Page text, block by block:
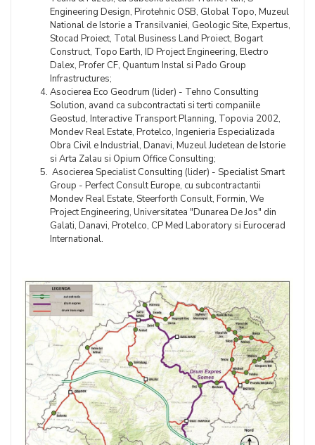
Engineering Design, Pirotehnic OSB, Global Topo, Muzeul
National de Istorie a Transilvaniei, Geologic Site, Expertus,
Stocad Proiect, Total Business Land Proiect, Bogart
Construct, Topo Earth, ID Project Engineering, Electro
Dalex, Profer CF, Quantum Instal si Pado Group
Infrastructures;
Asocierea Eco Geodrum (lider) - Tehno Consulting
Solution, avand ca subcontractati si terti companiile
Geostud, Interactive Transport Planning, Topovia 2002,
Mondev Real Estate, Protelco, Ingenieria Especializada
Obra Civil e Industrial, Danavi, Muzeul Judetean de Istorie
si Arta Zalau si Opium Office Consulting;
Asocierea Specialist Consulting (lider) - Specialist Smart
Group - Perfect Consult Europe, cu subcontractantii
Mondev Real Estate, Steerforth Consult, Formin, We
Project Engineering, Universitatea "Dunarea De Jos" din
Galati, Danavi, Protelco, CP Med Laboratory si Eurocerad
International.